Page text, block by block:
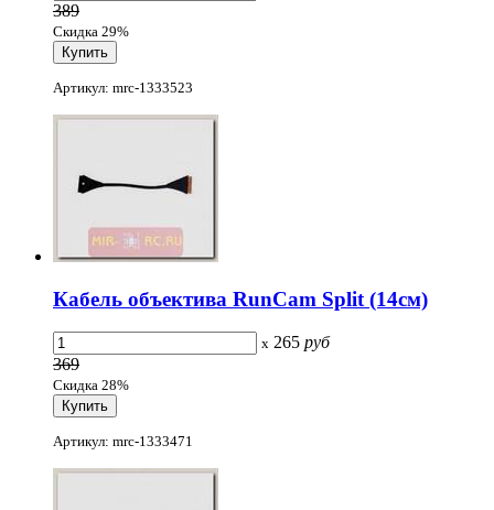
389
Скидка 29%
Артикул: mrc-1333523
Кабель объектива RunCam Split (14см)
x 265 руб
369
Скидка 28%
Артикул: mrc-1333471